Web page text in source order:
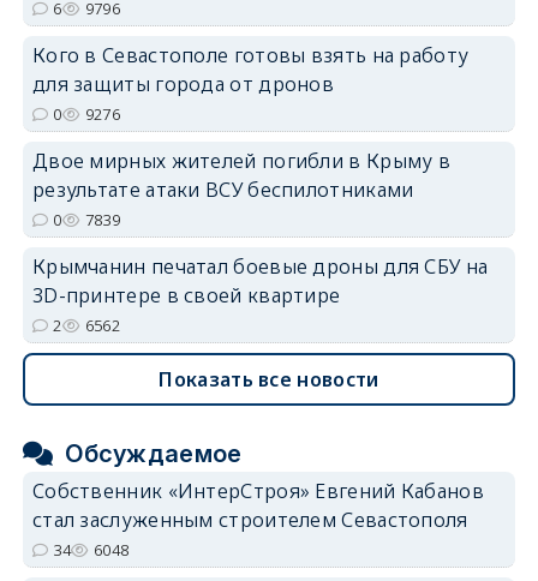
6 9796
Кого в Севастополе готовы взять на работу
для защиты города от дронов
0 9276
Двое мирных жителей погибли в Крыму в
результате атаки ВСУ беспилотниками
0 7839
Крымчанин печатал боевые дроны для СБУ на
3D-принтере в своей квартире
2 6562
Показать все новости
Обсуждаемое
Собственник «ИнтерСтроя» Евгений Кабанов
стал заслуженным строителем Севастополя
34 6048